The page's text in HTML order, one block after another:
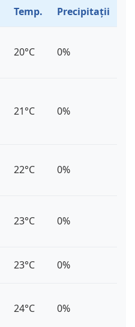
Temp. Precipitații
20°C 0%
21°C 0%
22°C 0%
23°C 0%
23°C 0%
24°C 0%